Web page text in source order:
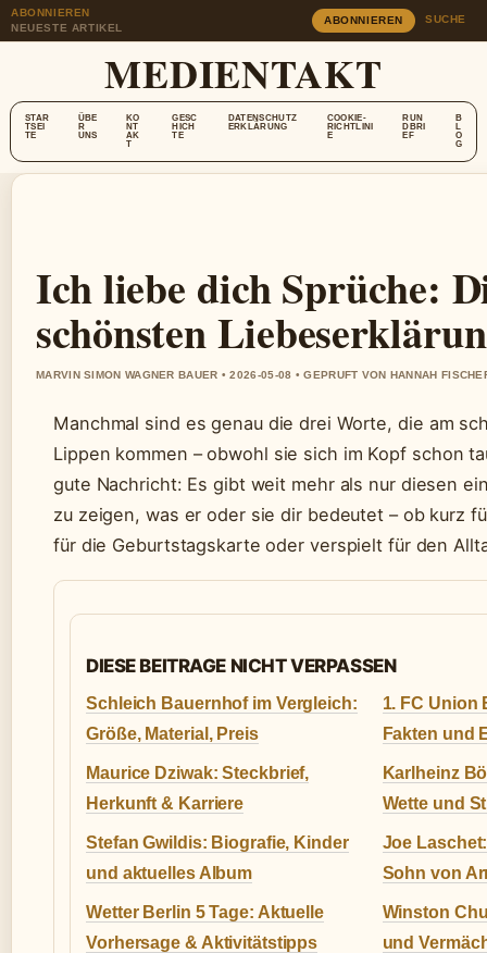
ABONNIEREN
NEUESTE ARTIKEL
ABONNIEREN SUCHE
MEDIENTAKT
STAR
TSEI
TE
ÜBE
R
UNS
KO
NT
AK
T
GESC
HICH
TE
DATENSCHUTZ
ERKLÄRUNG
COOKIE-
RICHTLINI
E
RUN
DBRI
EF
B
L
O
G
Ich liebe dich Sprüche:
schönsten
MARVIN SIMON WAGNER BAUER • 2026-05-08 • GEPRUFT VON HANNAH
Manchmal sind es genau die drei Worte, die am
Lippen kommen – obwohl sie sich im Kopf schon
gute Nachricht: Es gibt weit mehr als nur diesen
zu zeigen, was er oder sie dir bedeutet – ob kurz
für die Geburtstagskarte oder verspielt für den
DIESE BEITRAGE NICHT VERPASSEN
Schleich Bauernhof im Vergleich:
Größe, Material, Preis
1. FC Union
Fakten und
Maurice Dziwak: Steckbrief,
Herkunft & Karriere
Karlheinz
Wette und
Stefan Gwildis: Biografie, Kinder
und aktuelles Album
Joe
Sohn von
Wetter Berlin 5 Tage: Aktuelle
Vorhersage & Aktivitätstipps
Winston
und